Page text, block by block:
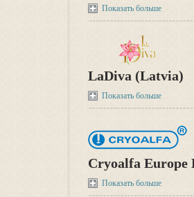
Показать больше
LaDiva (Latvia)
Показать больше
Cryoalfa Europe
Показать больше